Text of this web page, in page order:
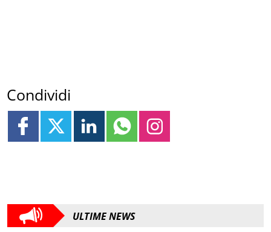
Condividi
ULTIME NEWS